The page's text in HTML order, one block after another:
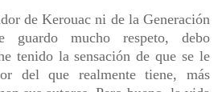
de Kerouac ni de la Generación
mucho respeto, debo
tenido la sensación de que se le
del que realmente tiene, más